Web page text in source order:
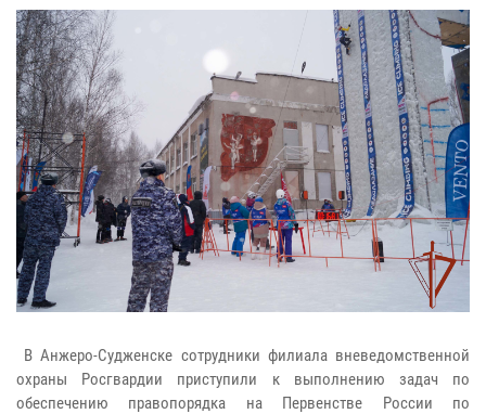
В Анжеро-Судженске сотрудники филиала вневедомственной
охраны Росгвардии приступили к выполнению задач по
обеспечению правопорядка на Первенстве России по